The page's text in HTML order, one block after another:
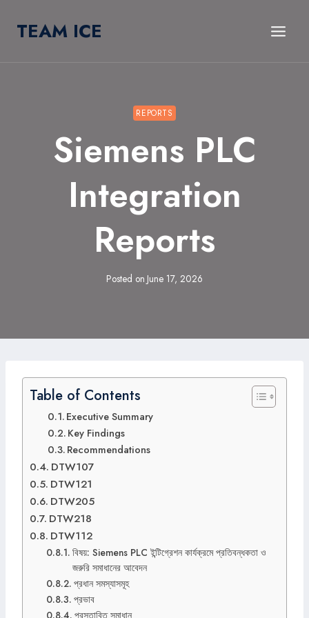
TEAM ICE
REPORTS
Siemens PLC
Integration
Reports
Posted on June 17, 2026
Table of Contents
Executive Summary
Key Findings
Recommendations
DTW107
DTW121
DTW205
DTW218
DTW112
বিষয়: Siemens PLC ইন্টিগ্রেশন কার্যক্রমে প্রতিবন্ধকতা ও
জরুরি সমাধানের আবেদন
প্রধান সমস্যাসমূহ
প্রভাব
প্রস্তাবিত সমাধান